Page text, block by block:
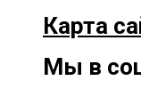
Карта
Мы в